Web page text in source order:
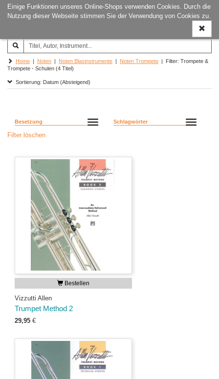
Einige Funktionen unseres Online-Shops verwenden Cookies. Durch die
Nutzung dieser Webseite stimmen Sie der Verwendung von Cookies zu.
ein-/
Joachim‐Trekel‐Musikverlag,
Hamburg
Home | Noten | Noten Blasinstrumente | Noten Trompete | Filter: Trompete &
Trompete - Schulen (4 Titel)
Sortierung: Datum (Absteigend)
Besetzung Schlagwörter
Filter löschen
Bestellen
Vizzutti Allen
Trumpet Method 2
29,95 €